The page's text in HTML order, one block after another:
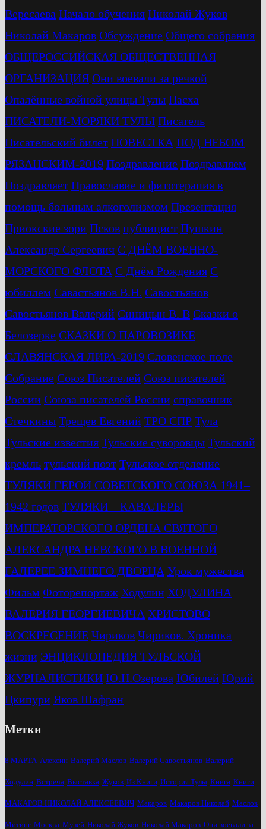
Вересаева Начало обучения Николай Жуков
Николай Макаров Обсуждение Общего собрания
ОБЩЕРОССИЙСКАЯ ОБЩЕСТВЕННАЯ
ОРГАНИЗАЦИЯ Они воевали за речкой
Опалённые войной улицы Тулы Пасха
ПИСАТЕЛИ-МОРЯКИ ТУЛЫ Писатель
Писательский билет ПОВЕСТКА ПОД НЕБОМ
РЯЗАНСКИМ-2019 Поздравление Поздравляем
Поздравляет Православие и фитотерапия в
помощь больным алкоголизмом Презентация
Приокские зори Псков публицист Пушкин
Александр Сергеевич С ДНЁМ ВОЕННО-
МОРСКОГО ФЛОТА С Днём Рождения С
юбиллем Савастьянов В.Н. Савостьянов
Савостьянов Валерий Синицын В. В Сказки о
Белозерке СКАЗКИ О ПАРОВОЗИКЕ
СЛАВЯНСКАЯ ЛИРА-2019 Словенское поле
Собрание Союз Писателей Союз писателей
России Союза писателей России справочник
Стечкины Трещев Евгений ТРО СПР Тула
Тульские известия Тульские суворовцы Тульский
кремль тульский поэт Тульское отделение
ТУЛЯКИ ГЕРОИ СОВЕТСКОГО СОЮЗА 1941–
1942 годов ТУЛЯКИ – КАВАЛЕРЫ
ИМПЕРАТОРСКОГО ОРДЕНА СВЯТОГО
АЛЕКСАНДРА НЕВСКОГО В ВОЕННОЙ
ГАЛЕРЕЕ ЗИМНЕГО ДВОРЦА Урок мужества
Фильм Фоторепортаж Ходулин ХОДУЛИНА
ВАЛЕРИЯ ГЕОРГИЕВИЧА ХРИСТОВО
ВОСКРЕСЕНИЕ Чириков Чириков. Хроника
жизни ЭНЦИКЛОПЕДИЯ ТУЛЬСКОЙ
ЖУРНАЛИСТИКИ Ю.Н.Озерова Юбилей Юрий
Цкипури Яков Шафран
Метки
8 МАРТА Алексин Валерий Маслов Валерий Савостьянов Валерий
Ходулин Встреча Выставка Жуков Из Книги История Тулы Книга Книги
МАКАРОВ НИКОЛАЙ АЛЕКСЕЕВИЧ Макаров Макаров Николай Маслов
Митинг Москва Музей Николай Жуков Николай Макаров Они воевали за